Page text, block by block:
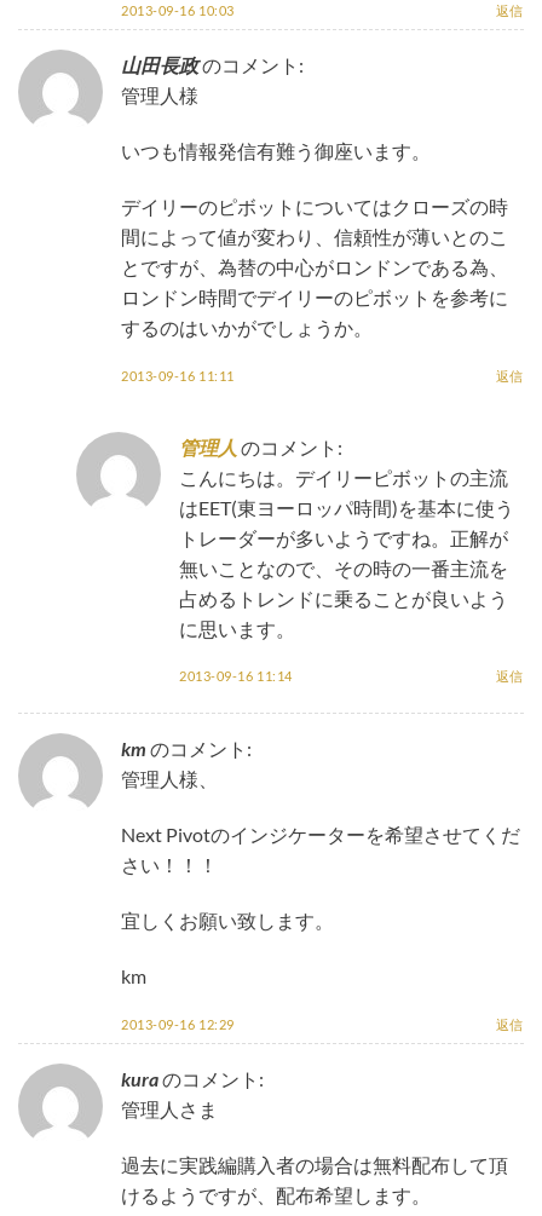
2013-09-16 10:03 返信
山田長政のコメント:
管理人様
いつも情報発信有難う御座います。
デイリーのピボットについてはクローズの時
間によって値が変わり、信頼性が薄いとのこ
とですが、為替の中心がロンドンである為、
ロンドン時間でデイリーのピボットを参考に
するのはいかがでしょうか。
2013-09-16 11:11 返信
管理人 のコメント:
こんにちは。デイリーピボットの主流
はEET(東ヨーロッパ時間)を基本に使う
トレーダーが多いようですね。正解が
無いことなので、その時の一番主流を
占めるトレンドに乗ることが良いよう
に思います。
2013-09-16 11:14 返信
km のコメント:
管理人様、
Next Pivotのインジケーターを希望させてくだ
さい！！！
宜しくお願い致します。
km
2013-09-16 12:29 返信
kuraのコメント:
管理人さま
過去に実践編購入者の場合は無料配布して頂
けるようですが、配布希望します。